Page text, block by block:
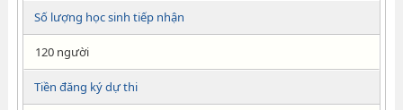
Số lượng học sinh tiếp nhận
120 người
Tiền đăng ký dự thi